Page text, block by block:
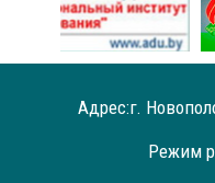
Адрес:г.
Режим